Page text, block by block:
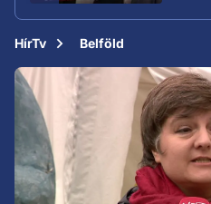
HírTv Belföld